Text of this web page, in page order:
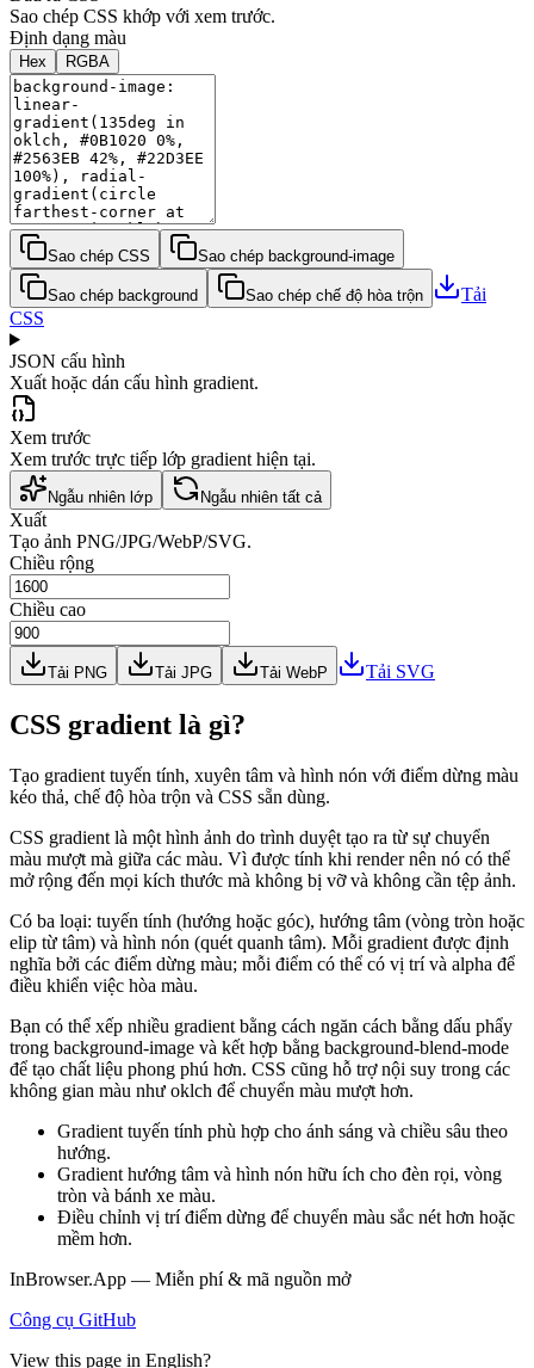
Sao chép CSS khớp với xem trước.
Định dạng màu
Hex RGBA
Sao chép CSS Sao chép background-image
Sao chép background Sao chép chế độ hòa trộn
Tải
CSS
JSON cấu hình
Xuất hoặc dán cấu hình gradient.
Xem trước
Xem trước trực tiếp lớp gradient hiện tại.
Ngẫu nhiên lớp Ngẫu nhiên tất cả
Xuất
Tạo ảnh PNG/JPG/WebP/SVG.
Chiều rộng
Chiều cao
Tải PNG Tải JPG Tải WebP Tải SVG
CSS gradient là gì?
Tạo gradient tuyến tính, xuyên tâm và hình nón với điểm dừng màu
kéo thả, chế độ hòa trộn và CSS sẵn dùng.
CSS gradient là một hình ảnh do trình duyệt tạo ra từ sự chuyển
màu mượt mà giữa các màu. Vì được tính khi render nên nó có thể
mở rộng đến mọi kích thước mà không bị vỡ và không cần tệp ảnh.
Có ba loại: tuyến tính (hướng hoặc góc), hướng tâm (vòng tròn hoặc
elip từ tâm) và hình nón (quét quanh tâm). Mỗi gradient được định
nghĩa bởi các điểm dừng màu; mỗi điểm có thể có vị trí và alpha để
điều khiển việc hòa màu.
Bạn có thể xếp nhiều gradient bằng cách ngăn cách bằng dấu phẩy
trong background-image và kết hợp bằng background-blend-mode
để tạo chất liệu phong phú hơn. CSS cũng hỗ trợ nội suy trong các
không gian màu như oklch để chuyển màu mượt hơn.
Gradient tuyến tính phù hợp cho ánh sáng và chiều sâu theo
hướng.
Gradient hướng tâm và hình nón hữu ích cho đèn rọi, vòng
tròn và bánh xe màu.
Điều chỉnh vị trí điểm dừng để chuyển màu sắc nét hơn hoặc
mềm hơn.
InBrowser.App — Miễn phí & mã nguồn mở
Công cụ GitHub
View this page in English?